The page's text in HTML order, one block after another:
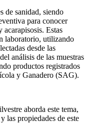
de sanidad, siendo
para conocer
acarapisosis. Estas
laboratorio, utilizando
desde las
análisis de las muestras
productos registrados
y Ganadero (SAG).
aborda este tema,
las propiedades de este